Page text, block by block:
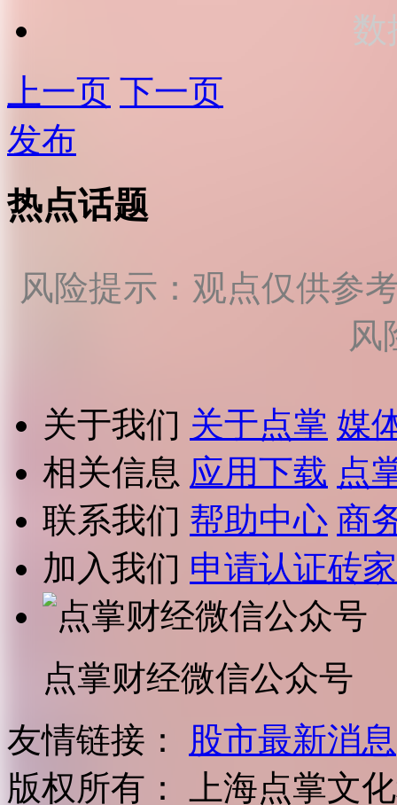
数
上一页 下一页
发布
热点话题
风险提示：观点仅供参
风
关于我们 关于点掌 媒
相关信息 应用下载 点
联系我们 帮助中心 商
加入我们 申请认证砖家
点掌财经微信公众号
友情链接：
股市最新消息
版权所有：
上海点掌文